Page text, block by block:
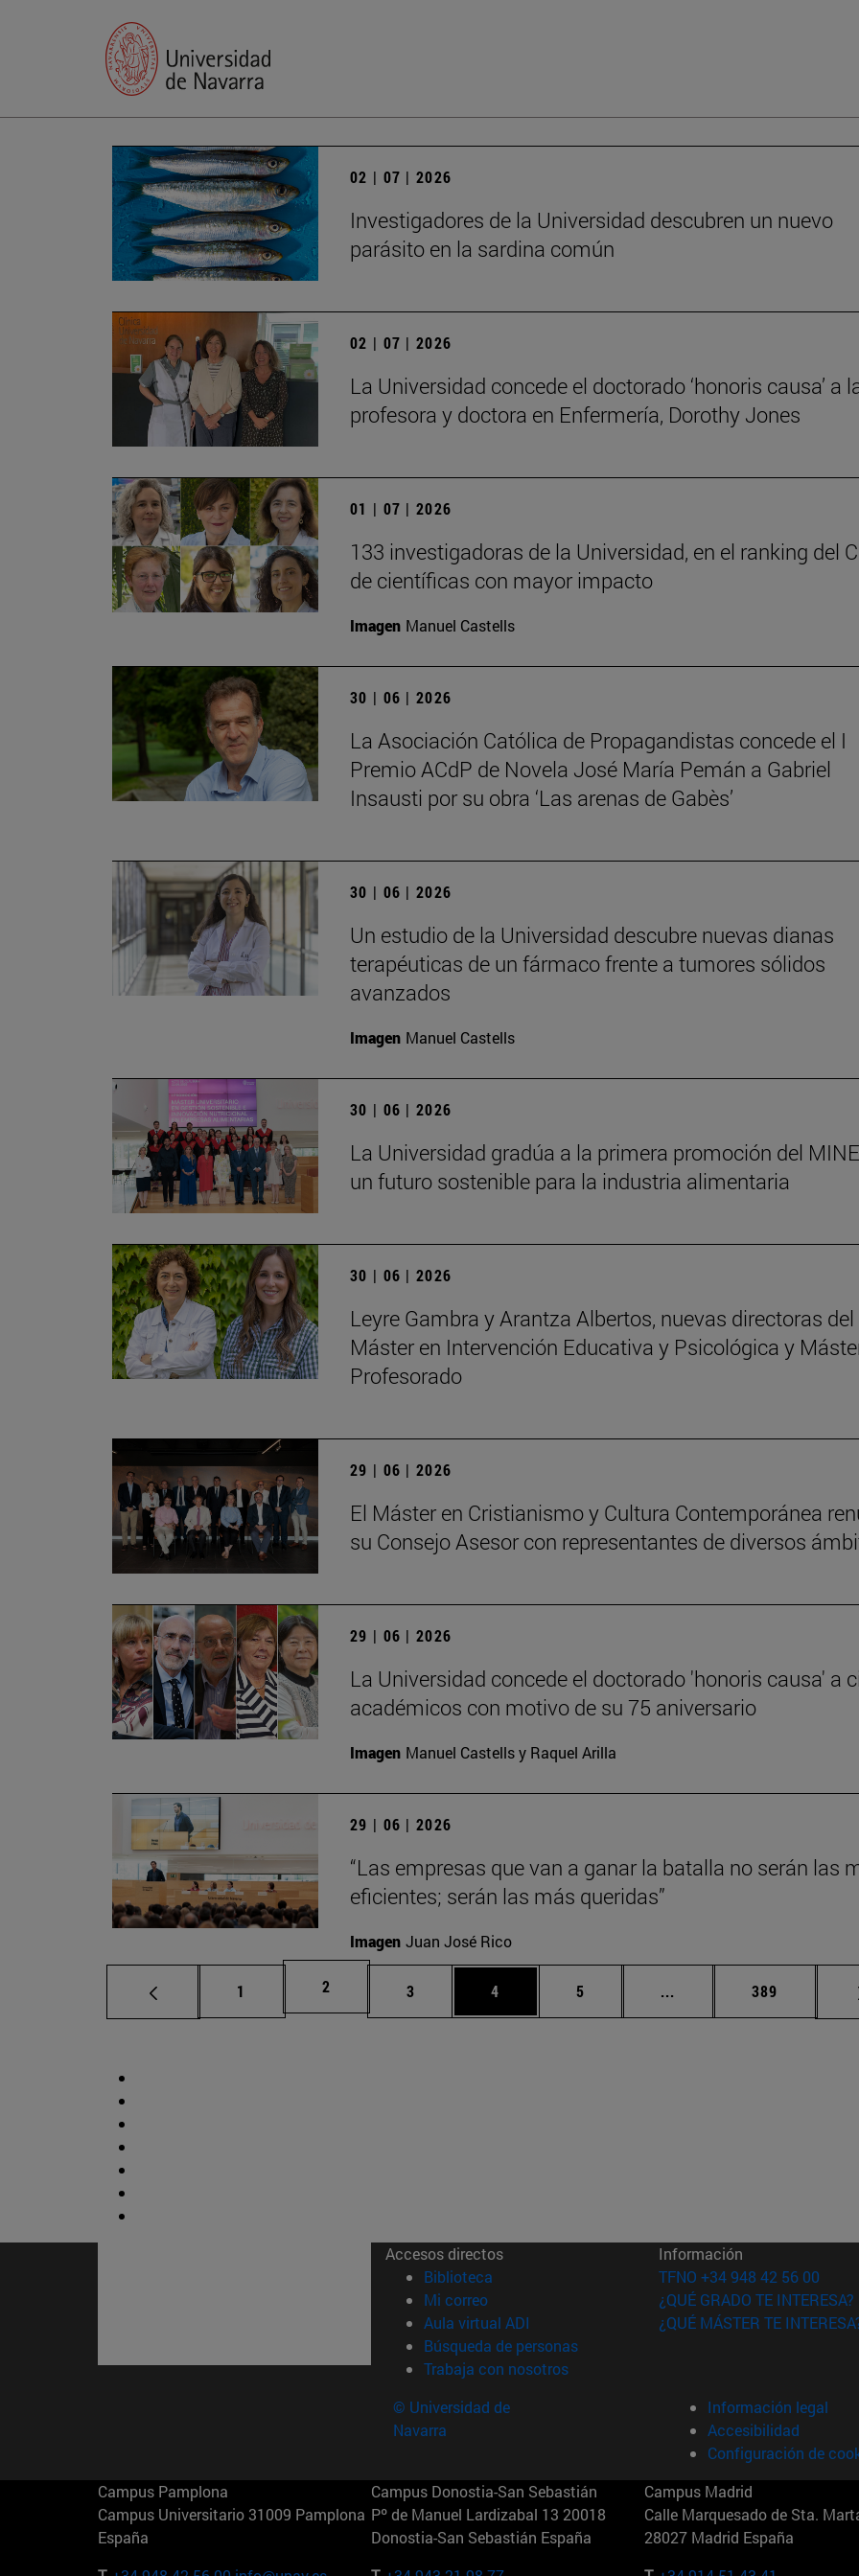
02 | 07 | 2026
Investigadores de la Universidad descubren un nuevo
parásito en la sardina común
02 | 07 | 2026
La Universidad concede el doctorado ‘honoris causa’ a
profesora y doctora en Enfermería, Dorothy Jones
01 | 07 | 2026
133 investigadoras de la Universidad, en el ranking del
de científicas con mayor impacto
Imagen Manuel Castells
30 | 06 | 2026
La Asociación Católica de Propagandistas concede el I
Premio ACdP de Novela José María Pemán a Gabriel
Insausti por su obra ‘Las arenas de Gabès’
30 | 06 | 2026
Un estudio de la Universidad descubre nuevas dianas
terapéuticas de un fármaco frente a tumores sólidos
avanzados
Imagen Manuel Castells
30 | 06 | 2026
La Universidad gradúa a la primera promoción del
un futuro sostenible para la industria alimentaria
30 | 06 | 2026
Leyre Gambra y Arantza Albertos, nuevas directoras del
Máster en Intervención Educativa y Psicológica y
Profesorado
29 | 06 | 2026
El Máster en Cristianismo y Cultura Contemporánea
su Consejo Asesor con representantes de diversos
29 | 06 | 2026
La Universidad concede el doctorado 'honoris causa' a
académicos con motivo de su 75 aniversario
Imagen Manuel Castells y Raquel Arilla
29 | 06 | 2026
“Las empresas que van a ganar la batalla no serán las
eficientes; serán las más queridas”
Imagen Juan José Rico
Página
1 Página
2 Página
3 Página
4 Página
5 ... Páginas intermedias
Página
389
Accesos directos
Biblioteca (abre en nueva ventana)
Mi correo(abre en nueva ventana)
Aula virtual ADI (abre en nueva ventana)
Búsqueda de personas(abre en nueva ventana)
Trabaja con nosotros(abre en nueva ventana)
Información
TFNO +34 948 42 56 00
¿QUÉ GRADO TE INTERESA?
¿QUÉ MÁSTER TE
© Universidad de
Navarra
Información legal
Accesibilidad
Configuración de
Campus Pamplona
Campus Universitario 31009 Pamplona
España
Campus Donostia-San Sebastián
Pº de Manuel Lardizabal 13 20018
Donostia-San Sebastián España
Campus Madrid
Calle Marquesado de Sta.
28027 Madrid España